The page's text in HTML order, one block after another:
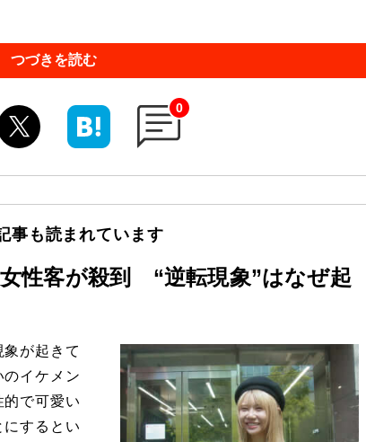
つづきを読む
0
事も読まれています
性客が殺到 “逆転現象”はなぜ起
が起きて
のイケメン
的で可愛い
するとい